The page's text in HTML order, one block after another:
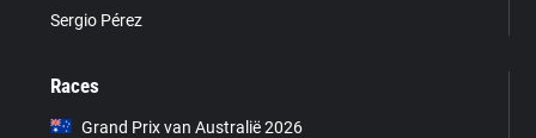
Sergio Pérez
Races
Grand Prix van Australië 2026